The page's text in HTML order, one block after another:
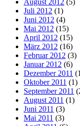
August 2012 (5)
Juli 2012 (1)
Juni 2012 (4)
Mai 2012 (15)
April 2012 (15)
März 2012 (16)
Februar 2012 (3)
Januar 2012 (6)
Dezember 2011
Oktober 2011 (1)
September 2011
August 2011 (1)
Juni 2011 (3)
Mai 2011 (3)